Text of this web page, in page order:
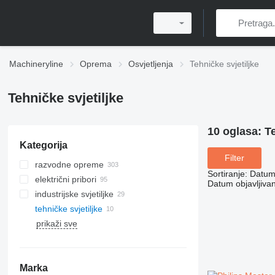
Machineryline Oprema Osvjetljenja Tehničke svjetiljke
Tehničke svjetiljke
Kategorija
razvodne opreme
električni pribori
optički kabelovi
industrijski kablovi
produžni kablovi
industrijske svjetiljke
tehničke svjetiljke
prikaži sve
Marka
10 oglasa:
Filter
Sortiranje:
Datum